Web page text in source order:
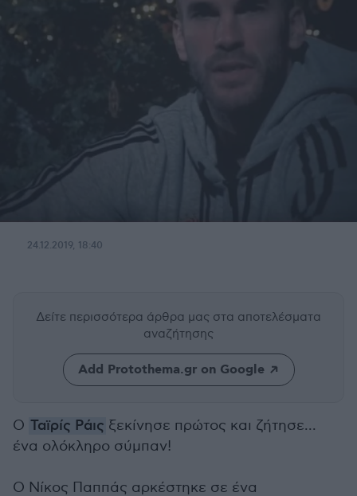
24.12.2019, 18:40
Δείτε περισσότερα άρθρα μας στα αποτελέσματα
αναζήτησης
Add Protothema.gr on Google
Ο Ταϊρίς Ράις ξεκίνησε πρώτος και ζήτησε...
ένα ολόκληρο σύμπαν!
Ο Νίκος Παππάς αρκέστηκε σε ένα